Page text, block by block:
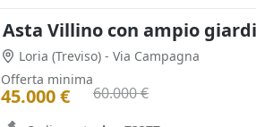
Asta Villino con ampio
Loria (Treviso) - Via Campagna
Offerta minima
45.000 € 60.000 €